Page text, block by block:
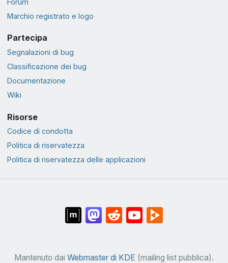
Forum
Marchio registrato e logo
Partecipa
Segnalazioni di bug
Classificazione dei bug
Documentazione
Wiki
Risorse
Codice di condotta
Politica di riservatezza
Politica di riservatezza delle applicazioni
Mantenuto dai Webmaster di KDE (mailing list pubblica).